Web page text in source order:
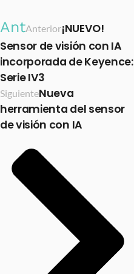
AntAnterior¡NUEVO!
Sensor de visión con IA
incorporada de Keyence:
Serie IV3
SiguienteNueva
herramienta del sensor
de visión con IA